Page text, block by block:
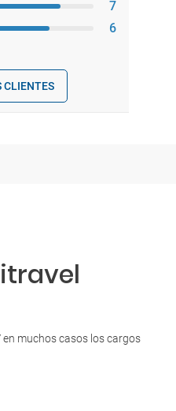
7
6
CLIENTES
en muchos casos los cargos